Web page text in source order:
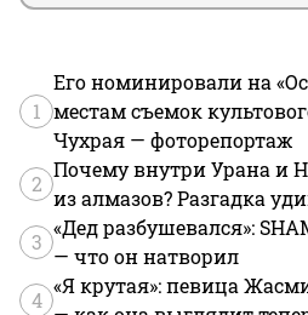
1
Его номинировали на
местам съемок
Чухрая — фоторепортаж
2
Почему внутри Урана и
из алмазов? Разгадка
3
«Дед разбушевался»:
— что он натворил
4
«Я крутая»: певица